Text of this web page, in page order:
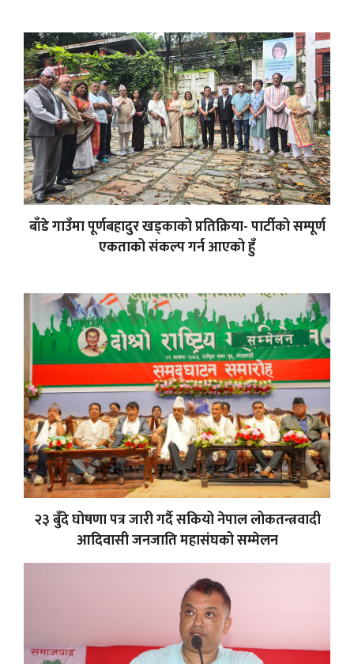
बाँडे गाउँमा पूर्णबहादुर खड्काको प्रतिक्रिया- पार्टीको सम्पूर्ण
एकताको संकल्प गर्न आएको हुँ
२३ बुँदे घोषणा पत्र जारी गर्दै सकियो नेपाल लोकतन्त्रवादी
आदिवासी जनजाति महासंघको सम्मेलन